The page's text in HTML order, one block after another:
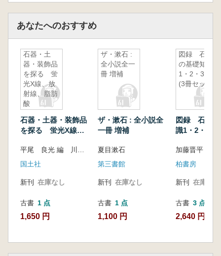
越中の山岳・山林信仰遺跡調査の現状と課
越中国式内社「神度神社」を実景から探る
藤田富士夫…63
D【中世・近世】
越中中世史考察の留意点 久保 尚文…68
私の城館研究 ―歴史的環境を残すために
— 高岡 徹…71
港町と置き米に関する研究 勝山 敏一…77
移民雑感 千秋 謙治…79
倉 景之…81
文政元年(一八一八)の生地村絵図(田村家文書)
にみる清水 永井 宗聖…83
古文書・古記録から「むかし」を「いま」に生
あなたへのおすすめ
石器・土
器・装飾品
を探る 蛍
光X線、放
射線、脂肪
酸
石器・土器・装飾品
を探る 蛍光X線、
国土社
新刊 在庫なし
古書 1 点
1,650 円
ザ・漱石 :
全小説全一
冊 増補
ザ・漱石 : 全小説全
一冊 増補
夏目漱石
第三書館
新刊 在庫なし
古書 1 点
1,100 円
図録 石器
の基礎知識
1・2・3
(3冊セット)
図録 石器の
識1・2・3
柏書房
新刊 在庫なし
古書 3 点
2,640 円~